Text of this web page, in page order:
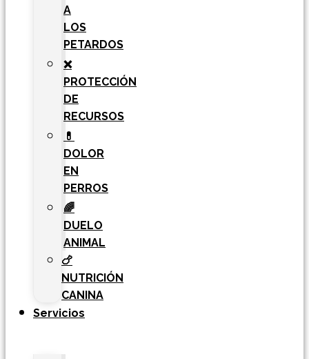
A
LOS
PETARDOS
❌
PROTECCIÓN
DE
RECURSOS
💊
DOLOR
EN
PERROS
🌈
DUELO
ANIMAL
🍗
NUTRICIÓN
CANINA
Servicios